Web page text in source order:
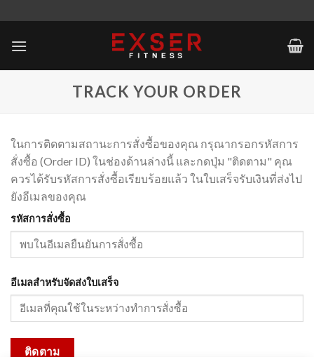
to
content
TRACK YOUR ORDER
ในการติดตามสถานะการสั่งซื้อของคุณ กรุณากรอกรหัสการ
สั่งซื้อ (Order ID) ในช่องด้านล่างนี้ และกดปุ่ม "ติดตาม" คุณ
ควรได้รับรหัสการสั่งซื้อเรียบร้อยแล้ว ในใบเสร็จรับเงินที่ส่งไป
ยังอีเมลของคุณ
รหัสการสั่งซื้อ
อีเมลสำหรับจัดส่งใบเสร็จ
ติดตาม